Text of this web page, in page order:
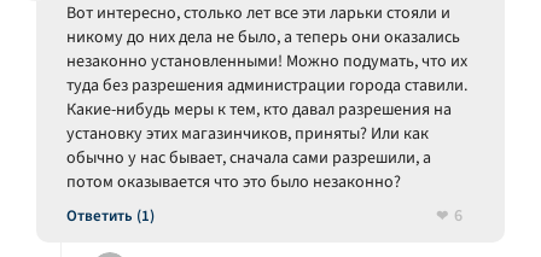
Ответить (1)
Вот интересно, столько лет все эти ларьки стояли и
никому до них дела не было, а теперь они оказались
незаконно установленными! Можно подумать, что их
туда без разрешения администрации города ставили.
Какие-нибудь меры к тем, кто давал разрешения на
установку этих магазинчиков, приняты? Или как
обычно у нас бывает, сначала сами разрешили, а
потом оказывается что это было незаконно?
6